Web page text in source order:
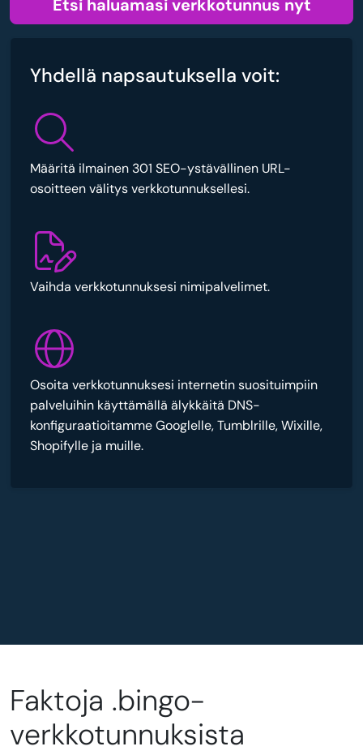
Etsi haluamasi verkkotunnus nyt
Yhdellä napsautuksella voit:
Määritä ilmainen 301 SEO-ystävällinen URL-
osoitteen välitys verkkotunnuksellesi.
Vaihda verkkotunnuksesi nimipalvelimet.
Osoita verkkotunnuksesi internetin suosituimpiin
palveluihin käyttämällä älykkäitä DNS-
konfiguraatioitamme Googlelle, Tumblrille, Wixille,
Shopifylle ja muille.
Faktoja .bingo-
verkkotunnuksista